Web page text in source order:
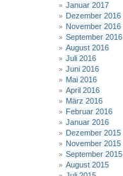
Januar 2017
Dezember 2016
November 2016
September 2016
August 2016
Juli 2016
Juni 2016
Mai 2016
April 2016
März 2016
Februar 2016
Januar 2016
Dezember 2015
November 2015
September 2015
August 2015